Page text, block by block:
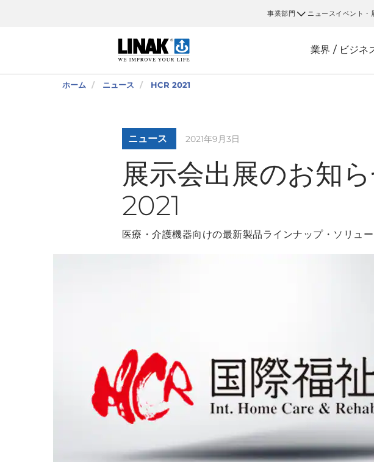
事業部門 ニュース イベント・
業界 / ビジネ
ホーム ニュース HCR 2021
ニュース 2021年9月3日
展示会出展のお知
2021
医療・介護機器向けの最新製品ラインナップ・ソリュ